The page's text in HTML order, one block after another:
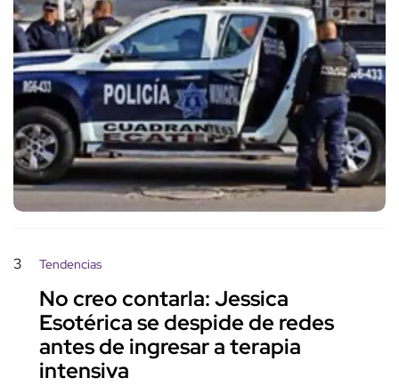
3 Tendencias
No creo contarla: Jessica
Esotérica se despide de redes
antes de ingresar a terapia
intensiva